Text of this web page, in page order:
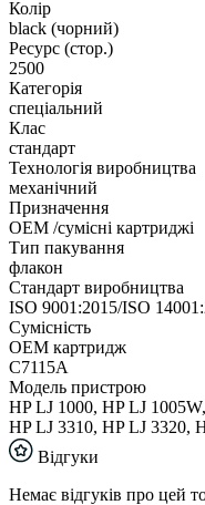
Колір
black (чорний)
Ресурс (стор.)
2500
Категорія
спеціальний
Клас
стандарт
Технологія виробництва
механічний
Призначення
ОЕМ /сумісні картриджі
Тип пакування
флакон
Стандарт виробництва
ISO 9001:2015/ISO
Сумісність
ОЕМ картридж
C7115A
Модель пристрою
HP LJ 1000, HP LJ
HP LJ 3310, HP LJ 3320,
Відгуки
Немає відгуків про цей